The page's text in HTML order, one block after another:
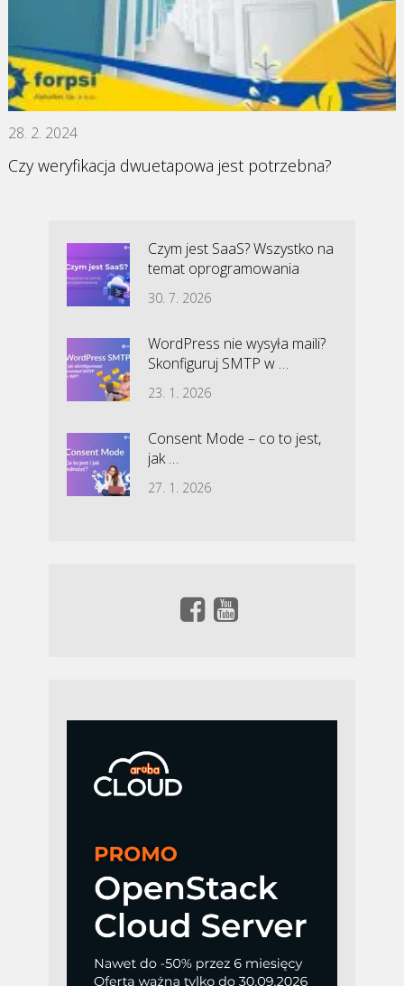
28. 2. 2024
Czy weryfikacja dwuetapowa jest potrzebna?
Czym jest SaaS? Wszystko na
temat oprogramowania
30. 7. 2026
WordPress nie wysyła maili?
Skonfiguruj SMTP w …
23. 1. 2026
Consent Mode – co to jest,
jak …
27. 1. 2026